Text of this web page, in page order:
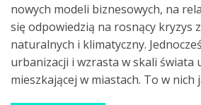
nowych modeli biznesowych, na
się odpowiedzią na rosnący kryzys
naturalnych i klimatyczny.
urbanizacji i wzrasta w skali świata
mieszkającej w miastach. To w nich